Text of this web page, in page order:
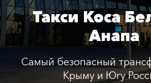
Отзывы
Контакты
Такси Коса
Анапа
Самый безопасный
Крыму и Югу